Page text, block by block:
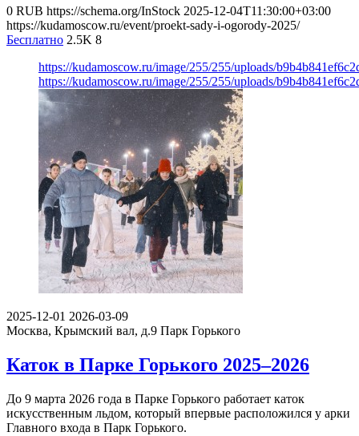
0 RUB https://schema.org/InStock 2025-12-04T11:30:00+03:00
https://kudamoscow.ru/event/proekt-sady-i-ogorody-2025/
Бесплатно 2.5K 8
https://kudamoscow.ru/image/255/255/uploads/
https://kudamoscow.ru/image/255/255/uploads/
2025-12-01 2026-03-09
Москва, Крымский вал, д.9 Парк Горького
Каток в Парке Горького 2025–2026
До 9 марта 2026 года в Парке Горького работает каток
искусственным льдом, который впервые расположился у арки
Главного входа в Парк Горького.